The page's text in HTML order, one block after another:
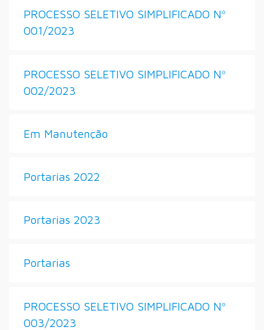
PROCESSO SELETIVO SIMPLIFICADO Nº
001/2023
PROCESSO SELETIVO SIMPLIFICADO Nº
002/2023
Em Manutenção
Portarias 2022
Portarias 2023
Portarias
PROCESSO SELETIVO SIMPLIFICADO Nº
003/2023